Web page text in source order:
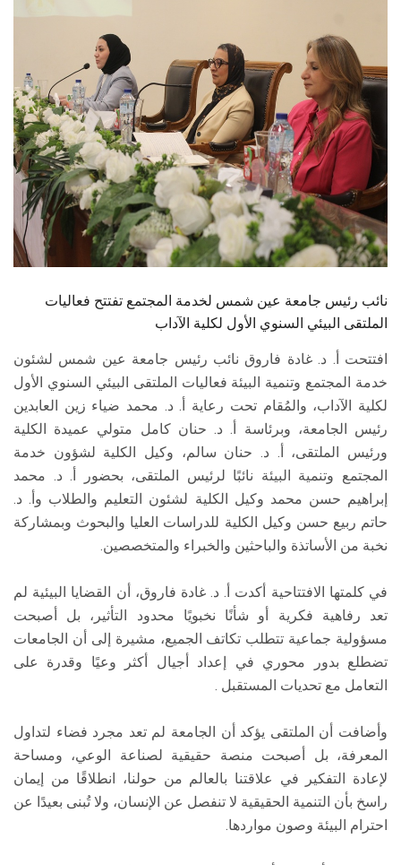
الدراسات العليا
الخريجين
الموظفون
الزائـرون
نائب رئيس جامعة عين شمس لخدمة المجتمع تفتتح فعاليات
الملتقى البيئي السنوي الأول لكلية الآداب
افتتحت أ. د. غادة فاروق نائب رئيس جامعة عين شمس لشئون
خدمة المجتمع وتنمية البيئة فعاليات الملتقى البيئي السنوي الأول
لكلية الآداب، والمُقام تحت رعاية أ. د. محمد ضياء زين العابدين
رئيس الجامعة، وبرئاسة أ. د. حنان كامل متولي عميدة الكلية
ورئيس الملتقى، أ. د. حنان سالم، وكيل الكلية لشؤون خدمة
المجتمع وتنمية البيئة نائبًا لرئيس الملتقى، بحضور أ. د. محمد
إبراهيم حسن محمد وكيل الكلية لشئون التعليم والطلاب وأ. د.
حاتم ربيع حسن وكيل الكلية للدراسات العليا والبحوث وبمشاركة
نخبة من الأساتذة والباحثين والخبراء والمتخصصين.
في كلمتها الافتتاحية أكدت أ. د. غادة فاروق، أن القضايا البيئية لم
تعد رفاهية فكرية أو شأنًا نخبويًا محدود التأثير، بل أصبحت
مسؤولية جماعية تتطلب تكاتف الجميع، مشيرة إلى أن الجامعات
تضطلع بدور محوري في إعداد أجيال أكثر وعيًا وقدرة على
التعامل مع تحديات المستقبل .
وأضافت أن الملتقى يؤكد أن الجامعة لم تعد مجرد فضاء لتداول
المعرفة، بل أصبحت منصة حقيقية لصناعة الوعي، ومساحة
لإعادة التفكير في علاقتنا بالعالم من حولنا، انطلاقًا من إيمان
راسخ بأن التنمية الحقيقية لا تنفصل عن الإنسان، ولا تُبنى بعيدًا عن
احترام البيئة وصون مواردها.